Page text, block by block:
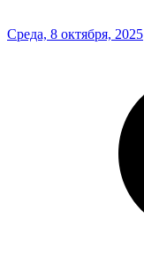
Среда, 8 октября, 2025